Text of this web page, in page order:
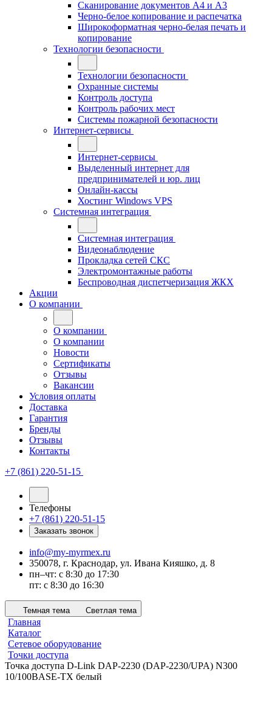
Сканирование документов А4 и А3
Черно-белое копирование и распечатка
Широкоформатная черно-белая печать и
копирование
Технологии безопасности
Технологии безопасности
Охранные системы
Контроль доступа
Контроль рабочих мест
Системы пожарной безопасности
Интернет-сервисы
Интернет-сервисы
Выделенный интернет для
предпринимателей и юр. лиц
Онлайн-кассы
Хостинг Windows VPS
Системная интеграция
Системная интеграция
Видеонаблюдение
Прокладка сетей СКС
Электромонтажные работы
Беспроводная диспетчеризация ЖКХ
Акции
О компании
О компании
О компании
Новости
Сертификаты
Отзывы
Вакансии
Условия оплаты
Доставка
Гарантия
Бренды
Отзывы
Контакты
+7 (861) 220-51-15
Телефоны
+7 (861) 220-51-15
Заказать звонок
info@my-myrmex.ru
350078, г. Краснодар, ул. Ивана Кияшко, д. 8
пн–чт: с 8:30 до 17:30
пт: с 8:30 до 16:30
Темная тема Светлая тема
Главная
Каталог
Сетевое оборудование
Точки доступа
Точка доступа D-Link DAP-2230 (DAP-2230/UPA) N300
10/100BASE-TX белый